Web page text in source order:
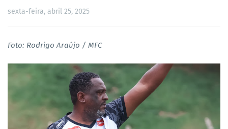
sexta-feira, abril 25, 2025
Foto: Rodrigo Araújo / MFC